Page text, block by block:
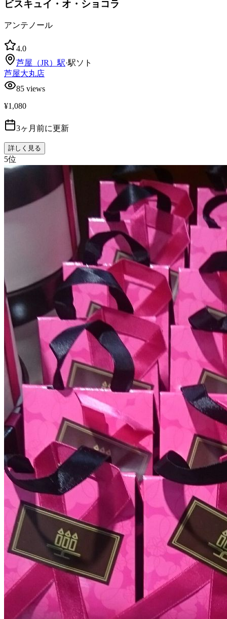
ビスキュイ・オ・ショコラ
アンテノール
4.0
芦屋（JR） 駅·駅ソト
芦屋大丸店
85 views
¥1,080
3ヶ月前に更新
詳しく見る
5位